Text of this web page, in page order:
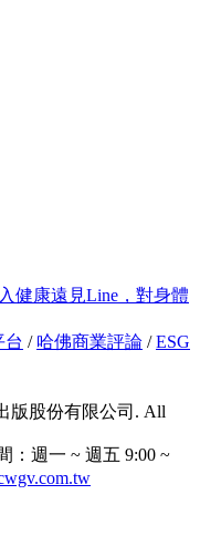
健康遠見Line，對身體
台 / 哈佛商業評論 /ESG
版股份有限公司. All
：週一 ~ 週五 9:00 ~